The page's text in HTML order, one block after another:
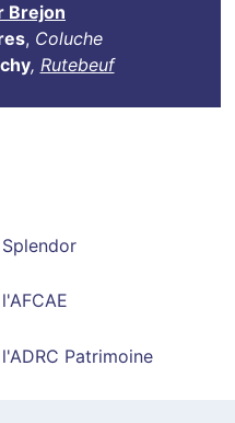
Brejon
, Coluche
, Rutebeuf
Patrimoine